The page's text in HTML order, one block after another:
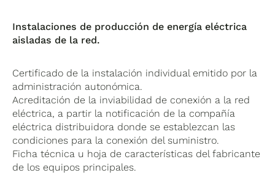
Instalaciones de producción de energía eléctrica
aisladas de la red.
Certificado de la instalación individual emitido por la
administración autonómica.
Acreditación de la inviabilidad de conexión a la red
eléctrica, a partir la notificación de la compañía
eléctrica distribuidora donde se establezcan las
condiciones para la conexión del suministro.
Ficha técnica u hoja de características del fabricante
de los equipos principales.